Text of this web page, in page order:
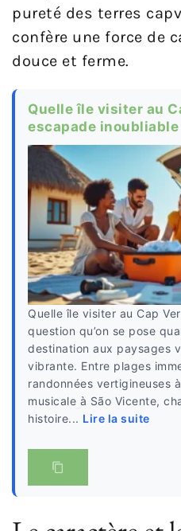
pureté des terres
confère une force de
douce et ferme.
Quelle île visiter au
escapade inoubliable
Quelle île visiter au Cap
question qu’on se pose
destination aux paysages
vibrante. Entre plages
randonnées vertigineuses
musicale à São Vicente,
histoire... Lire la suite